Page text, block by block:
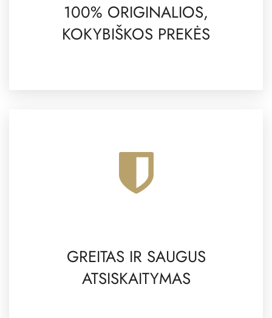
100% ORIGINALIOS,
KOKYBIŠKOS PREKĖS
GREITAS IR SAUGUS
ATSISKAITYMAS